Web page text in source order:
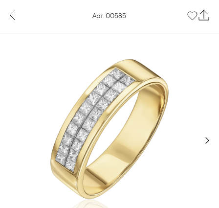
Арт. 00585